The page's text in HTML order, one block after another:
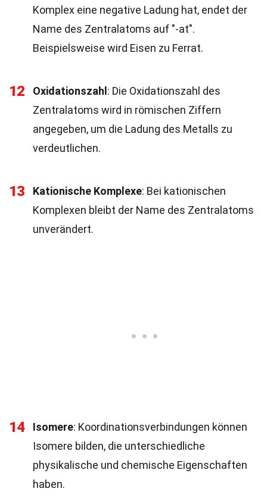
Komplex eine negative Ladung hat, endet der
Name des Zentralatoms auf "-at".
Beispielsweise wird Eisen zu Ferrat.
12 Oxidationszahl : Die Oxidationszahl des
Zentralatoms wird in römischen Ziffern
angegeben, um die Ladung des Metalls zu
verdeutlichen.
13 Kationische Komplexe: Bei kationischen
Komplexen bleibt der Name des Zentralatoms
unverändert.
14 Isomere: Koordinationsverbindungen können
Isomere bilden, die unterschiedliche
physikalische und chemische Eigenschaften
haben.